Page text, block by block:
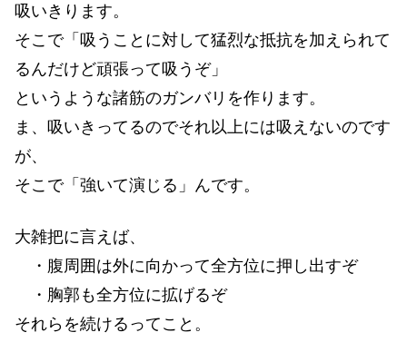
吸いきります。
そこで「吸うことに対して猛烈な抵抗を加えられて
るんだけど頑張って吸うぞ」
というような諸筋のガンバリを作ります。
ま、吸いきってるのでそれ以上には吸えないのです
が、
そこで「強いて演じる」んです。
大雑把に言えば、
・腹周囲は外に向かって全方位に押し出すぞ
・胸郭も全方位に拡げるぞ
それらを続けるってこと。